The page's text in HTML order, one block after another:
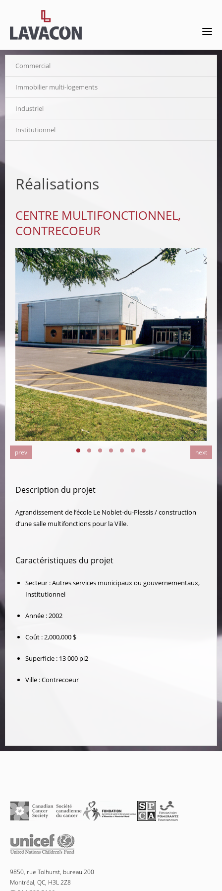
Commercial
Immobilier multi-logements
Industriel
Institutionnel
Réalisations
CENTRE MULTIFONCTIONNEL,
CONTRECOEUR
prev next
Description du projet
Agrandissement de l’école Le Noblet-du-Plessis / construction
d’une salle multifonctions pour la Ville.
Caractéristiques du projet
Secteur :Autres services municipaux ou gouvernementaux,
Institutionnel
Année :2002
Coût :2,000,000 $
Superficie : 13 000 pi2
Ville :Contrecoeur
9850, rue Tolhurst, bureau 200
Montréal, QC, H3L 2Z8